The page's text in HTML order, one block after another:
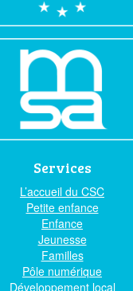
Services
L’accueil du CSC
Petite enfance
Enfance
Jeunesse
Familles
Pôle numérique
Développement local